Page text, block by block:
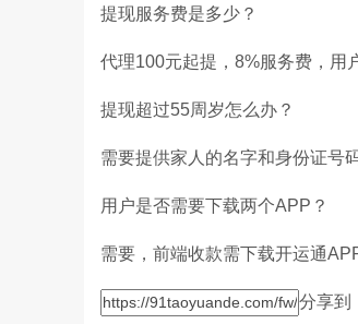
提现服务费是多少？
代理100元起提，8%服务费，用
提现超过55周岁怎么办？
需要提供家人的名字和身份证号
用户是否需要下载两个APP？
需要，前端收款需下载开运通
分享到